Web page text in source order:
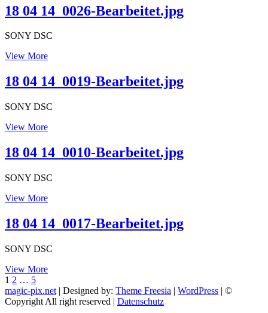
14_0032-
Bearbeitet.jpg
18 04 14_0026-Bearbeitet.jpg
SONY DSC
View More18
14_0026-
Bearbeitet.jpg
18 04 14_0019-Bearbeitet.jpg
SONY DSC
View More18
14_0019-
Bearbeitet.jpg
18 04 14_0010-Bearbeitet.jpg
SONY DSC
View More18
14_0010-
Bearbeitet.jpg
18 04 14_0017-Bearbeitet.jpg
SONY DSC
View More18
14_0017-
Bearbeitet.jpg
Seitennummerierung
der
Page
1 Page
2 … Page
5Next
page
magic-pix.net | Designed by: Theme Freesia | WordPress | ©
Copyright All right reserved | Datenschutz